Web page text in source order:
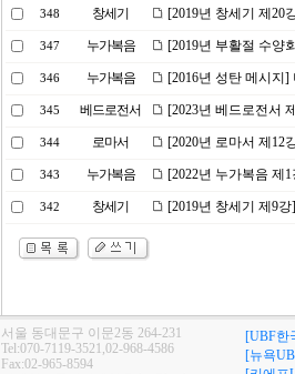
348 창세기 [2019년 창세기 제20
347 누가복음 [2019년 부활절 수양
346 누가복음 [2016년 성탄 메시지
345 베드로전서 [2023년 베드로전서
344 로마서 [2020년 로마서 제12
343 누가복음 [2022년 누가복음 제
342 창세기 [2019년 창세기 제9
서울 동대문구 이문2동 264-231
Tel:070-7119-3521,02-968-4586
Fax:02-965-8594
[UBF한
[뉴욕